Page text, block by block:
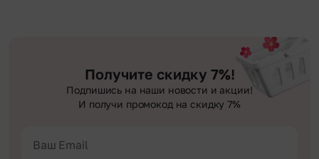
Получите скидку 7%!
Подпишись на наши новости и акции!
И получи промокод на скидку 7%